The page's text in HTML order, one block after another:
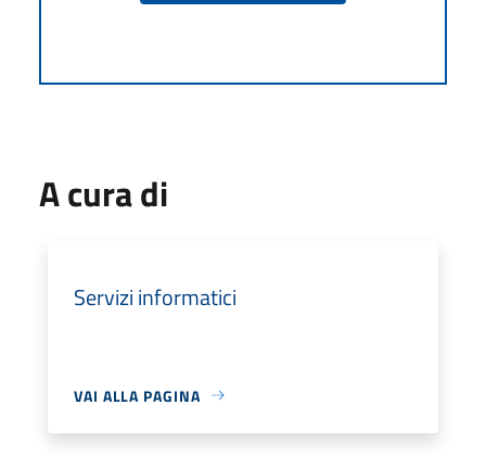
A cura di
Servizi informatici
VAI ALLA PAGINA